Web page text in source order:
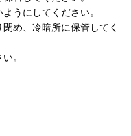
うにしてください。
め、冷暗所に保管してく
。